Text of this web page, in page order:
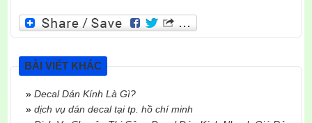
BÀI VIẾT KHÁC
» Decal Dán Kính Là Gì?
» dịch vụ dán decal tại tp. hồ chí minh